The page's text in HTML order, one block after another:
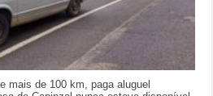
mais de 100 km, paga aluguel